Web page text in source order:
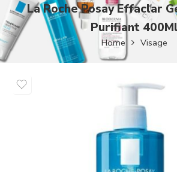
La Roche Posay Effaclar
Purifiant 400Ml
Home Visage